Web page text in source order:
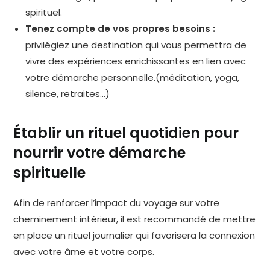
spirituel.
Tenez compte de vos propres besoins :
privilégiez une destination qui vous permettra de
vivre des expériences enrichissantes en lien avec
votre démarche personnelle.(méditation, yoga,
silence, retraites…)
Établir un rituel quotidien pour
nourrir votre démarche
spirituelle
Afin de renforcer l’impact du voyage sur votre
cheminement intérieur, il est recommandé de mettre
en place un rituel journalier qui favorisera la connexion
avec votre âme et votre corps.